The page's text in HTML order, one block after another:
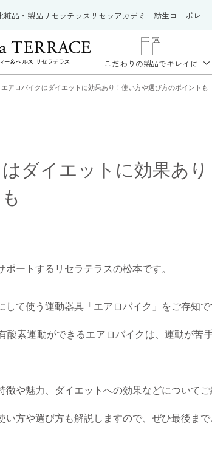
粧品・製品 リセラテラス リセラアカデミー紡生コーポレー
こだわりの製品でキレイに
エアロバイクはダイエットに効果あり！使い方や選び方のポイントも
ダイエットに効果あ
ポートするリセラテラスの松本です。
して使う運動器具「エアロバイク」をご存知で
酸素運動ができるエアロバイクは、運動が苦
徴や魅力、ダイエットへの効果などについてご
い方や選び方も解説しますので、ぜひ最後まで